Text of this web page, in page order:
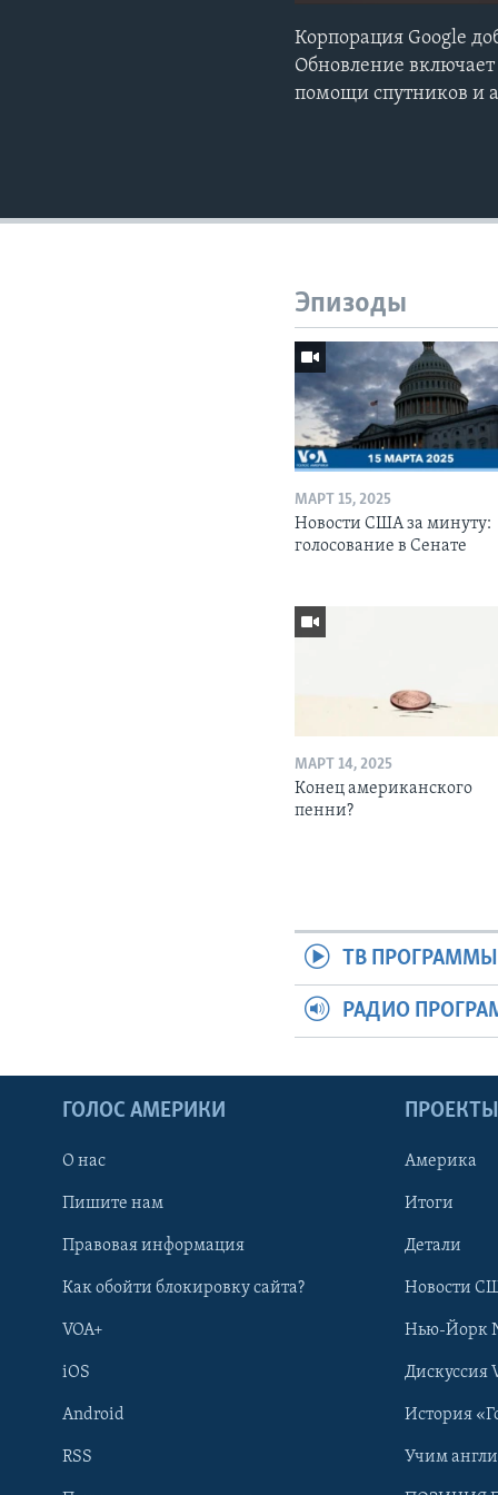
Корпорация Google
Обновление
помощи спутников и
Эпизоды
МАРТ 15, 2025
Новости США за минуту:
голосование в Сенате
МАРТ 14, 2025
Конец американского
пенни?
ТВ ПРОГРАММЫ
РАДИО
ГОЛОС АМЕРИКИ
О нас
Пишите нам
Правовая информация
Как обойти блокировку сайта?
VOA+
iOS
Android
RSS
ПРОЕКТЫ
Америка
Итоги
Детали
Новости
Нью-Йорк
Дискуссия
История
Учим